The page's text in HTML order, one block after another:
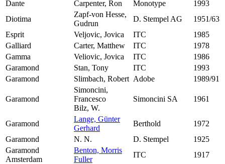
Dante Carpenter, Ron Monotype
1993
Diotima
Zapf-von Hesse,
Gudrun
D. Stempel AG
1951/63
Esprit
Veljovic, Jovica ITC
1985
Galliard
Carter, Matthew ITC
1978
Gamma
Veliovic, Jovica ITC
1986
Garamond
Stan, Tony ITC
1993
Garamond
Slimbach, Robert Adobe 1989/91
Garamond
Simoncini,
Francesco
Bilz, W.
Simoncini SA 1961
Garamond
Lange, Günter
Gerhard
Berthold
1972
Garamond
N. N. D. Stempel
1925
Garamond
Amsterdam
Benton, Morris
Fuller
ITC
1917